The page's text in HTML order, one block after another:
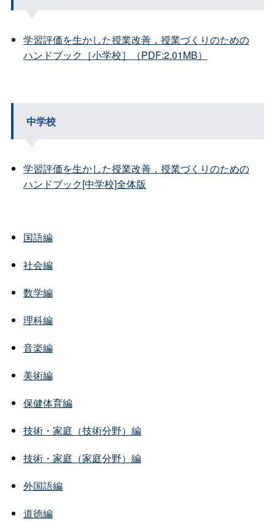
学習評価を生かした授業改善，授業づくりのための
ハンドブック［小学校］（PDF:2.01MB）
中学校
学習評価を生かした授業改善，授業づくりのための
ハンドブック[中学校]全体版
国語編
社会編
数学編
理科編
音楽編
美術編
保健体育編
技術・家庭（技術分野）編
技術・家庭（家庭分野）編
外国語編
道徳編